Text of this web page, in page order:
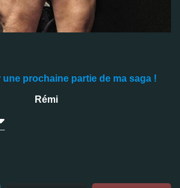
prochaine partie de ma saga !
Rémi